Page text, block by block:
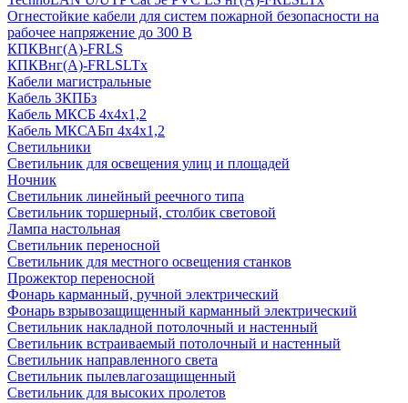
Огнестойкие кабели для систем пожарной безопасности на
рабочее напряжение до 300 В
КПКВнг(A)-FRLS
КПКВнг(A)-FRLSLTx
Кабели магистральные
Кабель ЗКПБз
Кабель МКСБ 4х4х1,2
Кабель МКСАБп 4х4х1,2
Светильники
Светильник для освещения улиц и площадей
Ночник
Светильник линейный реечного типа
Светильник торшерный, столбик световой
Лампа настольная
Светильник переносной
Светильник для местного освещения станков
Прожектор переносной
Фонарь карманный, ручной электрический
Фонарь взрывозащищенный карманный электрический
Светильник накладной потолочный и настенный
Светильник встраиваемый потолочный и настенный
Светильник направленного света
Светильник пылевлагозащищенный
Светильник для высоких пролетов